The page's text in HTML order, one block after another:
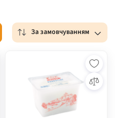
За замовчуванням